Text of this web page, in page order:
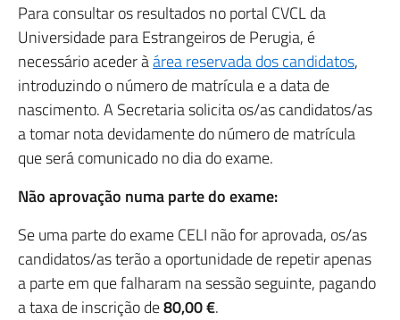
Para consultar os resultados no portal CVCL da
Universidade para Estrangeiros de Perugia, é
necessário aceder àárea reservada dos candidatos,
introduzindo o número de matrícula e a data de
nascimento. A Secretaria solicita os/as candidatos/as
a tomar nota devidamente do número de matrícula
que será comunicado no dia do exame.
Não aprovação numa parte do exame:
Se uma parte do exame CELI não for aprovada, os/as
candidatos/as terão a oportunidade de repetir apenas
a parte em que falharam na sessão seguinte, pagando
a taxa de inscrição de80,00 €.